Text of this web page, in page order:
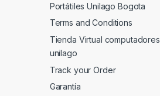
Portátiles Unilago Bogota
Terms and Conditions
Tienda Virtual computadores
unilago
Track your Order
Garantía